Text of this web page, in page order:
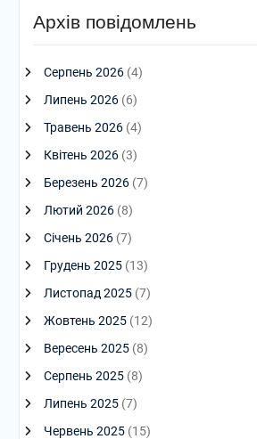
Архів повідомлень
Серпень 2026(4)
Липень 2026(6)
Травень 2026(4)
Квітень 2026(3)
Березень 2026(7)
Лютий 2026(8)
Січень 2026(7)
Грудень 2025(13)
Листопад 2025(7)
Жовтень 2025(12)
Вересень 2025(8)
Серпень 2025(8)
Липень 2025(7)
Червень 2025(15)